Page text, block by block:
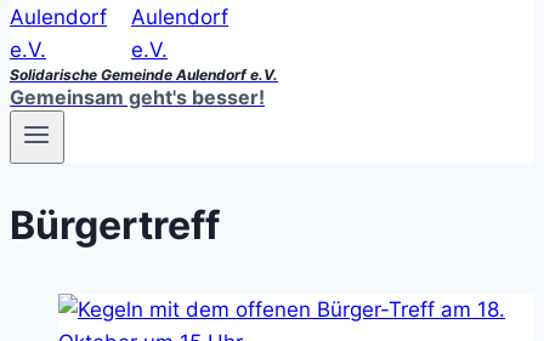
Solidarische Gemeinde Aulendorf e.V.
Gemeinsam geht's besser!
Bürgertreff